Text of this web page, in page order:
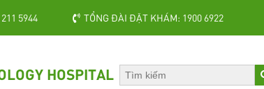
5944 TỔNG ĐÀI ĐẶT KHÁM: 1900 6922
HOSPITAL